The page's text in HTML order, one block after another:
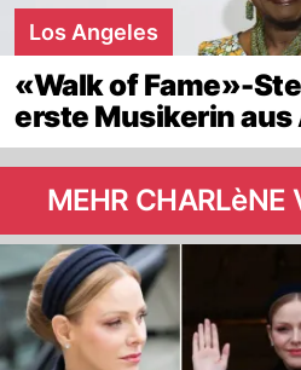
Los Angeles
«Walk of Fame»-
erste Musikerin
MEHR CHARLèNE